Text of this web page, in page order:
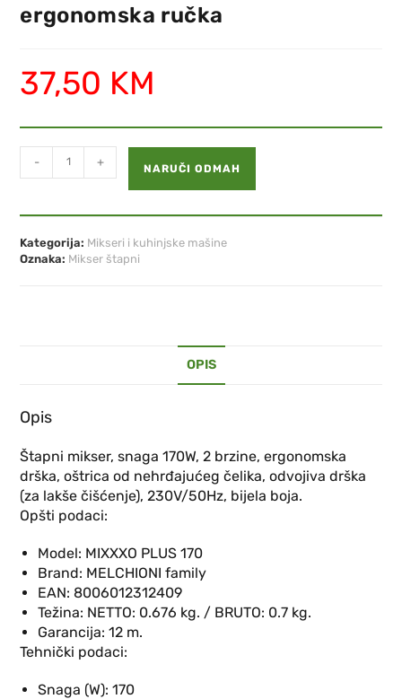
ergonomska ručka
37,50 KM
- + NARUČI ODMAH
Kategorija: Mikseri i kuhinjske mašine
Oznaka: Mikser štapni
OPIS
Opis
Štapni mikser, snaga 170W, 2 brzine, ergonomska
drška, oštrica od nehrđajućeg čelika, odvojiva drška
(za lakše čišćenje), 230V/50Hz, bijela boja.
Opšti podaci:
Model: MIXXXO PLUS 170
Brand: MELCHIONI family
EAN: 8006012312409
Težina: NETTO: 0.676 kg. / BRUTO: 0.7 kg.
Garancija:12 m.
Tehnički podaci:
Snaga (W):170